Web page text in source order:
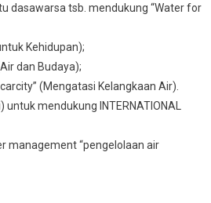
dasawarsa tsb. mendukung “Water for
Kehidupan);
dan Budaya);
(Mengatasi Kelangkaan Air).
untuk mendukung INTERNATIONAL
management “pengelolaan air